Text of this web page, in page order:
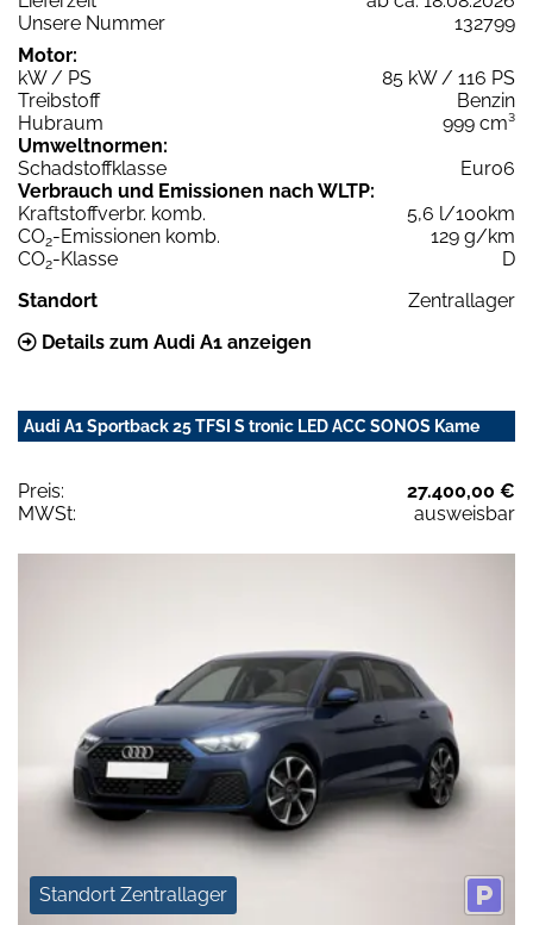
Unsere Nummer
132799
Motor:
kW / PS
85 kW / 116 PS
Treibstoff
Benzin
Hubraum
999 cm³
Umweltnormen:
Schadstoffklasse
Euro6
Verbrauch und Emissionen nach WLTP:
Kraftstoffverbr. komb.
5,6 l/100km
CO2-Emissionen komb.
129 g/km
CO2-Klasse
D
Standort
Zentrallager
Details zum Audi A1 anzeigen
Audi A1 Sportback 25 TFSI S tronic LED ACC SONOS Kame
Preis:
27.400,00 €
MWSt:
ausweisbar
Standort Zentrallager